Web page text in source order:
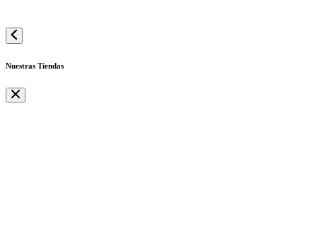
Nuestras Tiendas